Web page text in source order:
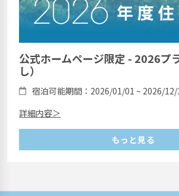
公式ホームページ限定 - 2026プ
し）
宿泊可能期間：2026/01/01 ~ 2026/12/
詳細内容＞
もっと見る